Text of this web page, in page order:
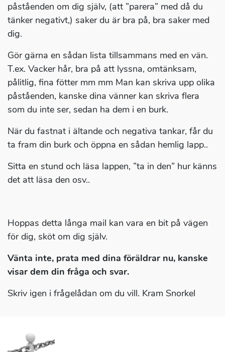
påståenden om dig själv, (att ”parera” med då du
tänker negativt,) saker du är bra på, bra saker med
dig.
Gör gärna en sådan lista tillsammans med en vän.
T.ex. Vacker hår, bra på att lyssna, omtänksam,
pålitlig, fina fötter mm mm Man kan skriva upp olika
påståenden, kanske dina vänner kan skriva flera
som du inte ser, sedan ha dem i en burk.
När du fastnat i ältande och negativa tankar, får du
ta fram din burk och öppna en sådan hemlig lapp..
Sitta en stund och läsa lappen, ”ta in den” hur känns
det att läsa den osv..
Hoppas detta långa mail kan vara en bit på vägen
för dig, sköt om dig själv.
Vänta inte, prata med dina föräldrar nu, kanske
visar dem din fråga och svar.
Skriv igen i frågelådan om du vill. Kram Snorkel